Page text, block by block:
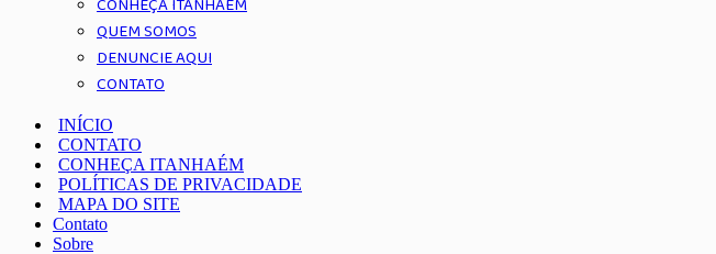
CONHEÇA ITANHAÉM
QUEM SOMOS
DENUNCIE AQUI
CONTATO
INÍCIO
CONTATO
CONHEÇA ITANHAÉM
POLÍTICAS DE PRIVACIDADE
MAPA DO SITE
Contato
Sobre